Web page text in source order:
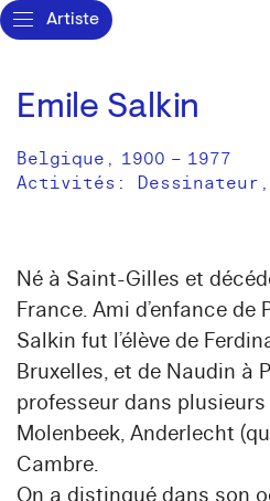
Artiste
Emile Salkin
Belgique , 1900 – 1977
Activités: Dessinateur
Né à Saint-Gilles et
France. Ami d’enfance de
Salkin fut l’élève de
Bruxelles, et de Naudin à
professeur dans
Molenbeek, Anderlecht
Cambre.
On a distingué dans son